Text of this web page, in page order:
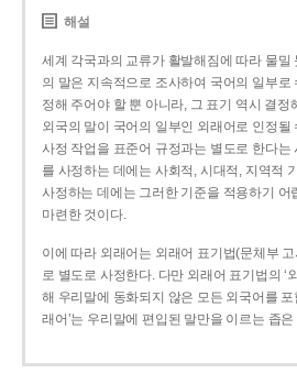
해설
세계 각국과의 교류가 활발해짐에 따라 물밀
의 말은 지속적으로 조사하여 국어의 일부로
정해 주어야 할 뿐 아니라, 그 표기 역시 결정
외국의 말이 국어의 일부인 외래어로 인정될
사정 작업을 표준어 규정과는 별도로 한다는
를 사정하는 데에는 사회적, 시대적, 지역적
사정하는 데에는 그러한 기준을 적용하기 어
마련한 것이다.
이에 따라 외래어는 외래어 표기법(문체부
로 별도로 사정한다. 다만 외래어 표기법의 ‘
해 우리말에 동화되지 않은 모든 외국어를 포
래어’는 우리말에 편입된 말만을 이르는 좁